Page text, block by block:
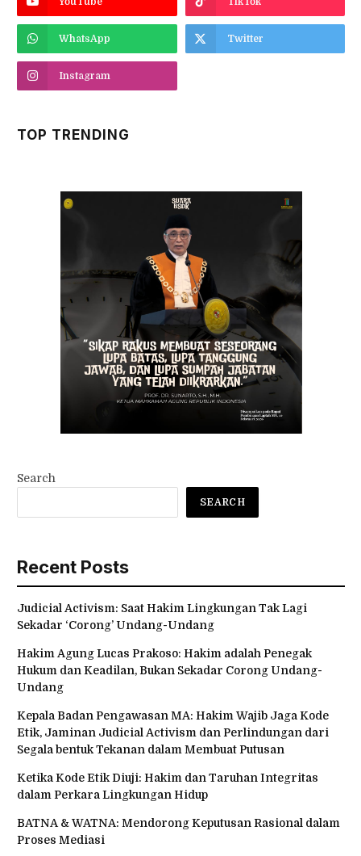
WhatsApp Twitter
Instagram
TOP TRENDING
Search
SEARCH
Recent Posts
Judicial Activism: Saat Hakim Lingkungan Tak Lagi
Sekadar ‘Corong’ Undang-Undang
Hakim Agung Lucas Prakoso: Hakim adalah Penegak
Hukum dan Keadilan, Bukan Sekadar Corong Undang-
Undang
Kepala Badan Pengawasan MA: Hakim Wajib Jaga Kode
Etik, Jaminan Judicial Activism dan Perlindungan dari
Segala bentuk Tekanan dalam Membuat Putusan
Ketika Kode Etik Diuji: Hakim dan Taruhan Integritas
dalam Perkara Lingkungan Hidup
BATNA & WATNA: Mendorong Keputusan Rasional dalam
Proses Mediasi